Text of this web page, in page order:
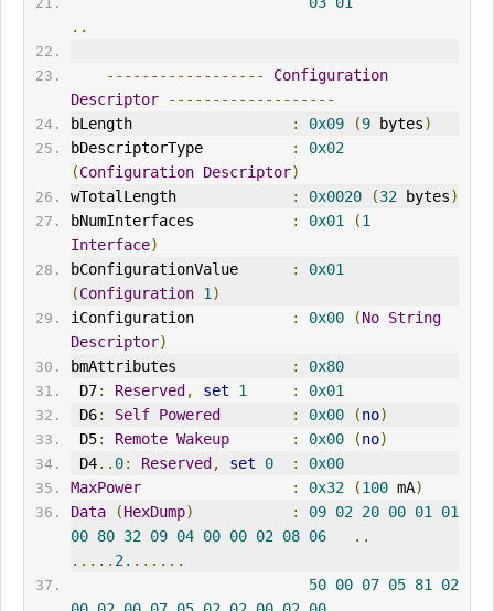
..
------------------
Configuration
Descriptor
-------------------
bLength
: 0x09 (9 bytes)
bDescriptorType
:
0x02
(Configuration Descriptor)
wTotalLength
: 0x0020 (32 bytes)
bNumInterfaces
: 0x01 (1
Interface)
bConfigurationValue
:
0x01
(Configuration 1 )
iConfiguration
: 0x00 (No String
Descriptor)
bmAttributes
:
0x80
D7: Reserved, set 1 :
0x01
D6: Self Powered : 0x00 (no)
D5: Remote Wakeup : 0x00 (no)
D4.. 0: Reserved, set 0 :
0x00
MaxPower
: 0x32 (100 mA)
Data
(HexDump) : 09 02 20 00 01
01
00 80 32 09 04 00 00 02 08 06
..
..... 2. ......
50 00 07 05 81
02